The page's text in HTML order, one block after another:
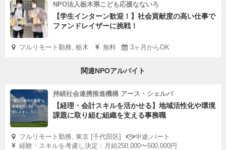
NPO法人栃木県こども応援なないろ
【学生インターン歓迎！】社会貢献度の高い仕事で
ファンドレイザーに挑戦！
フルリモート勤務, 栃木 無料 3ヶ月からOK
関連NPOアルバイト
持続社会連携推進機構 アース・シェルパ
【経理・会計スキルを活かせる】地域活性化や環境
課題に取り組む組織を支える事務職
フルリモート勤務, 東京 [千代田区]
中途,パート
経験・スキルを考慮し決定：月給250,000〜500,000円